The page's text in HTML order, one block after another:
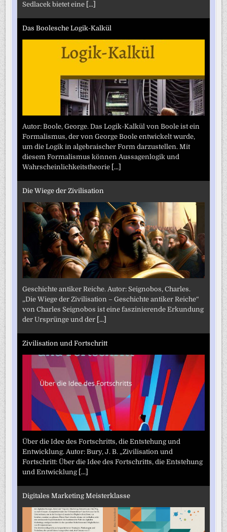
Sedlacek bietet eine [...]
Das Boolesche Logik-Kalkül
Autor: Boole, George. Das Logik-Kalkül von Boole ist ein
Formalismus, der von George Boole entwickelt wurde,
um die Logik in algebraischer Form darzustellen. Mit
diesem Formalismus können Aussagenlogik und
Wahrscheinlichkeitstheorie [...]
Die Wiege der Zivilisation
Geschichte antiker Reiche. Autor: Seignobos, Charles.
„Die Wiege der Zivilisation – Geschichte antiker Reiche“
von Charles Seignobos ist eine faszinierende Erkundung
der Ursprünge und der [...]
Zivilisation und Fortschritt
Über die Idee des Fortschritts, die Entstehung und
Entwicklung. Autor: Bury, J. B. „Zivilisation und
Fortschritt: Über die Idee des Fortschritts, die Entstehung
und Entwicklung [...]
Digitales Marketing Meisterklasse